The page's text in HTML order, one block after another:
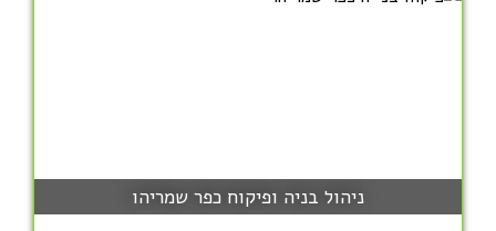
ניהול בניה ופיקוח כפר שמריהו